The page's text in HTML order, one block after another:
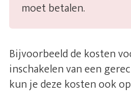
moet betalen.
Bijvoorbeeld de kosten
inschakelen van een
kun je deze kosten ook